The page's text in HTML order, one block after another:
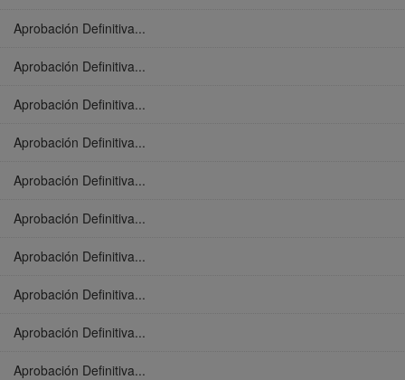
Aprobación Definitiva...
Aprobación Definitiva...
Aprobación Definitiva...
Aprobación Definitiva...
Aprobación Definitiva...
Aprobación Definitiva...
Aprobación Definitiva...
Aprobación Definitiva...
Aprobación Definitiva...
Aprobación Definitiva...